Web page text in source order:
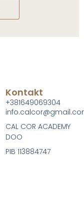
Kontakt
+381649069304
CAL COR ACADEMY
DOO
PIB 113884747